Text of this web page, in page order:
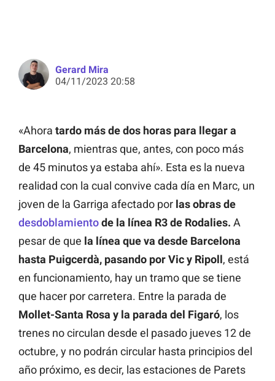
Gerard Mira
04/11/2023 20:58
«Ahora tardo más de dos horas para llegar a
Barcelona, mientras que, antes, con poco más
de 45 minutos ya estaba ahí». Esta es la nueva
realidad con la cual convive cada día en Marc, un
joven de la Garriga afectado por las obras de
desdoblamientode la línea R3 de Rodalies. A
pesar de que la línea que va desde Barcelona
hasta Puigcerdà, pasando por Vic y Ripoll, está
en funcionamiento, hay un tramo que se tiene
que hacer por carretera. Entre la parada de
Mollet-Santa Rosa y la parada del Figaró, los
trenes no circulan desde el pasado jueves 12 de
octubre, y no podrán circular hasta principios del
año próximo, es decir, las estaciones de Parets